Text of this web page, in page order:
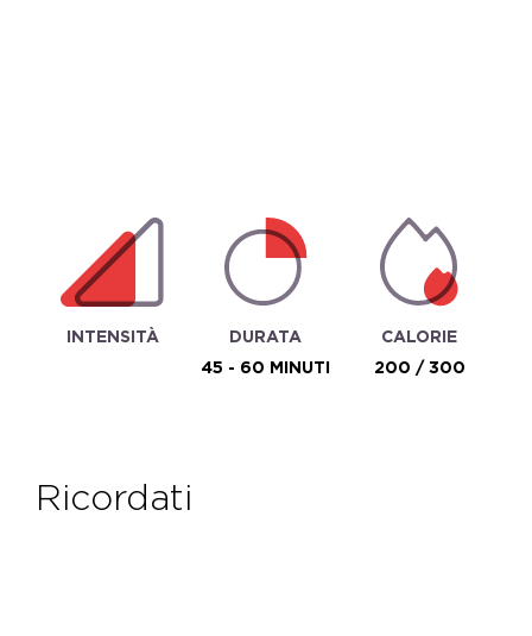
INTENSITÀ
DURATA
45 - 60 MINUTI
CALORIE
200 / 300
ricordati